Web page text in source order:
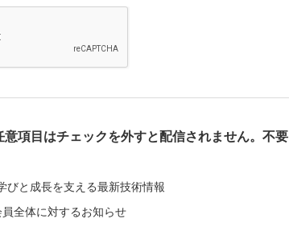
項目はチェックを外すと配信されません。不要
びと成長を支える最新技術情報
全体に対するお知らせ